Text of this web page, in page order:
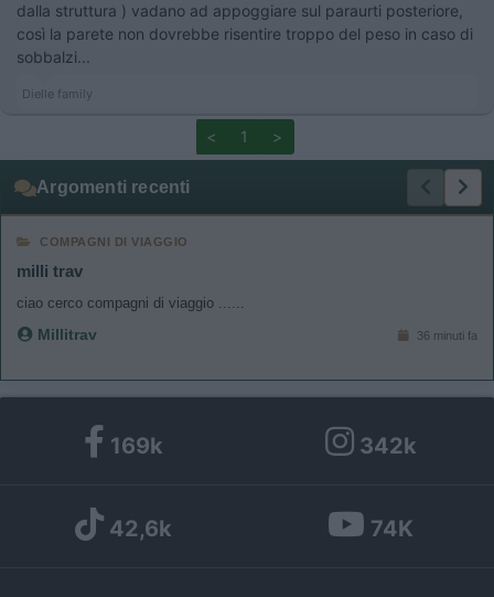
dalla struttura ) vadano ad appoggiare sul paraurti posteriore,
così la parete non dovrebbe risentire troppo del peso in caso di
sobbalzi...
Dielle family
< 1 >
Argomenti recenti
COMPAGNI DI VIAGGIO
milli trav
ciao cerco compagni di viaggio ......
Millitrav 36 minuti fa
169k 342k
42,6k 74K